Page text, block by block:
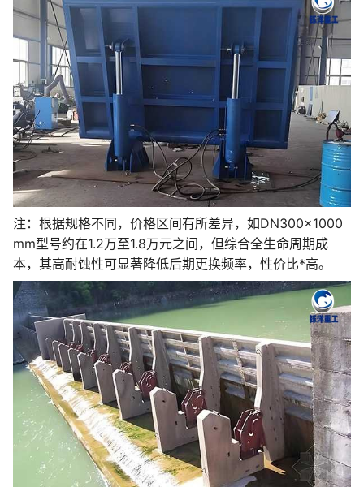
注：根据规格不同，价格区间有所差异，如DN300×1000
mm型号约在1.2万至1.8万元之间，但综合全生命周期成
本，其高耐蚀性可显著降低后期更换频率，性价比*高。